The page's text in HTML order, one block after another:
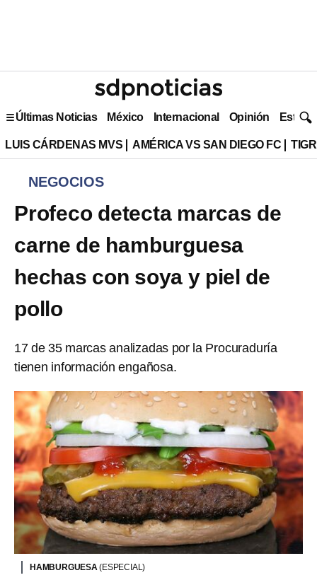
Últimas Noticias México Internacional Opinión Estilo
LUIS CÁRDENAS MVS AMÉRICA VS SAN DIEGO FC
NEGOCIOS
Profeco detecta marcas de
carne de hamburguesa
hechas con soya y piel de
pollo
17 de 35 marcas analizadas por la Procuraduría
tienen información engañosa.
HAMBURGUESA(ESPECIAL)